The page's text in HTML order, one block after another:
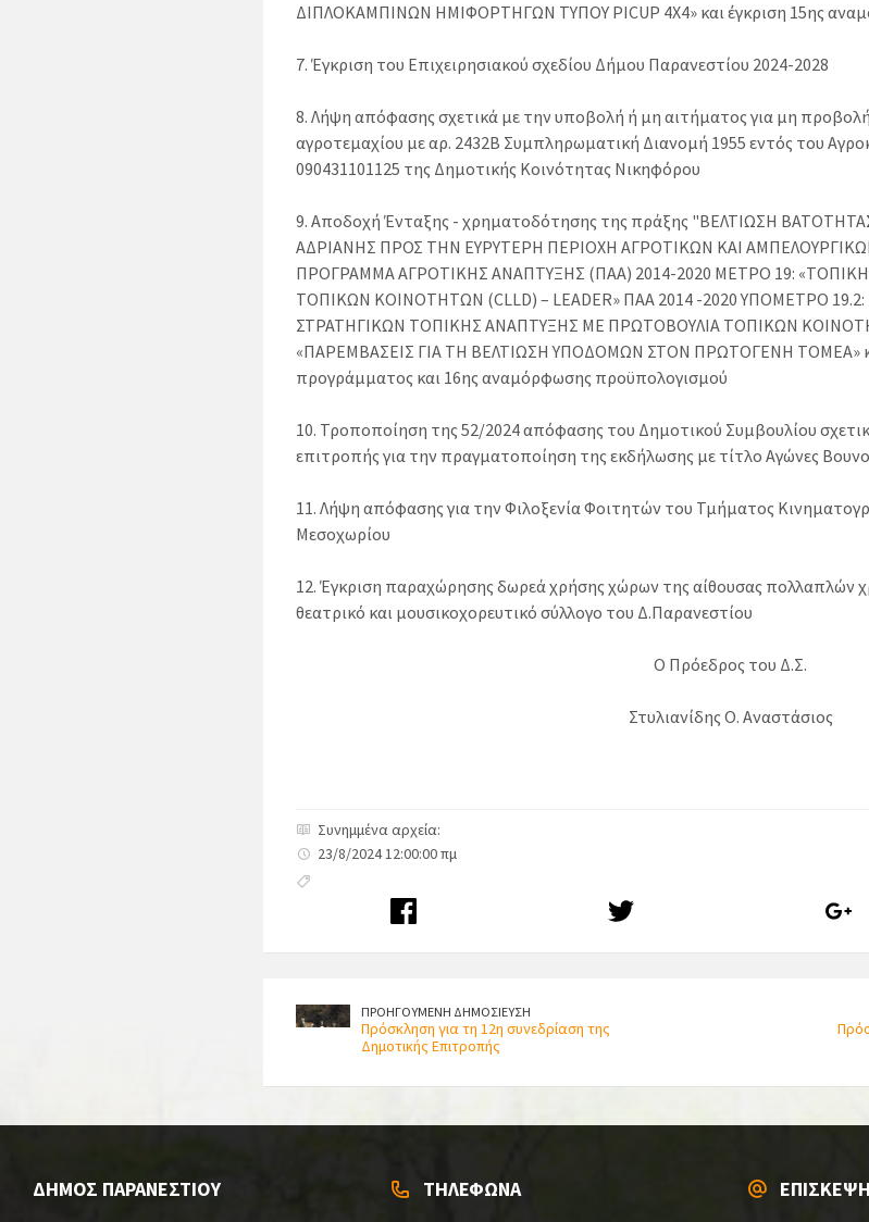
ΔΙΠΛΟΚΑΜΠΙΝΩΝ ΗΜΙΦΟΡΤΗΓΩΝ ΤΥΠΟΥ PICUP 4X4» και έγκριση 15ης
7. Έγκριση του Επιχειρησιακού σχεδίου Δήμου Παρανεστίου 2024-2028
8. Λήψη απόφασης σχετικά με την υποβολή ή μη αιτήματος για μη
αγροτεμαχίου με αρ. 2432Β Συμπληρωματική Διανομή 1955 εντός του
090431101125 της Δημοτικής Κοινότητας Νικηφόρου
9. Αποδοχή Ένταξης - χρηματοδότησης της πράξης "ΒΕΛΤΙΩΣΗ
ΑΔΡΙΑΝΗΣ ΠΡΟΣ ΤΗΝ ΕΥΡΥΤΕΡΗ ΠΕΡΙΟΧΗ ΑΓΡΟΤΙΚΩΝ ΚΑΙ
ΠΡΟΓΡΑΜΜΑ ΑΓΡΟΤΙΚΗΣ ΑΝΑΠΤΥΞΗΣ (ΠΑΑ) 2014-2020 ΜΕΤΡΟ 19:
ΤΟΠΙΚΩΝ ΚΟΙΝΟΤΗΤΩΝ (CLLD) – LEADER» ΠΑΑ 2014 -2020 ΥΠΟΜΕΤΡΟ
ΣΤΡΑΤΗΓΙΚΩΝ ΤΟΠΙΚΗΣ ΑΝΑΠΤΥΞΗΣ ΜΕ ΠΡΩΤΟΒΟΥΛΙΑ ΤΟΠΙΚΩΝ
«ΠΑΡΕΜΒΑΣΕΙΣ ΓΙΑ ΤΗ ΒΕΛΤΙΩΣΗ ΥΠΟΔΟΜΩΝ ΣΤΟΝ ΠΡΩΤΟΓΕΝΗ ΤΟΜΕΑ»
προγράμματος και 16ης αναμόρφωσης προϋπολογισμού
10. Τροποποίηση της 52/2024 απόφασης του Δημοτικού Συμβουλίου
επιτροπής για την πραγματοποίηση της εκδήλωσης με τίτλο Αγώνες
11. Λήψη απόφασης για την Φιλοξενία Φοιτητών του Τμήματος
Μεσοχωρίου
12. Έγκριση παραχώρησης δωρεά χρήσης χώρων της αίθουσας πολλαπλών
θεατρικό και μουσικοχορευτικό σύλλογο του Δ.Παρανεστίου
Ο Πρόεδρος του Δ.Σ.
Στυλιανίδης Ο. Αναστάσιος
Συνημμένα αρχεία:
23/8/2024 12:00:00 πμ
ΠΡΟΗΓΟΥΜΕΝΗ ΔΗΜΟΣΙΕΥΣΗ
Πρόσκληση για τη 12η συνεδρίαση της
Δημοτικής Επιτροπής
ΔΗΜΟΣ ΠΑΡΑΝΕΣΤΙΟΥ ΤΗΛΕΦΩΝΑ